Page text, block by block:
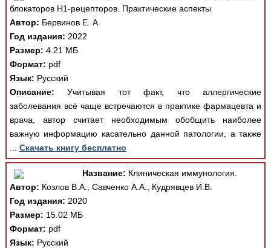
блокаторов Н1-рецепторов. Практические аспекты
Автор: Бервинов Е. А.
Год издания: 2022
Размер: 4.21 МБ
Формат: pdf
Язык: Русский
Описание: Учитывая тот факт, что аллергические
заболевания всё чаще встречаются в практике фармацевта и
врача, автор считает необходимым обобщить наиболее
важную информацию касательно данной патологии, а также
Скачать книгу бесплатно
Название: Клиническая иммунология.
Автор: Козлов В.А., Савченко А.А., Кудрявцев И.В.
Год издания: 2020
Размер: 15.02 МБ
Формат: pdf
Язык: Русский